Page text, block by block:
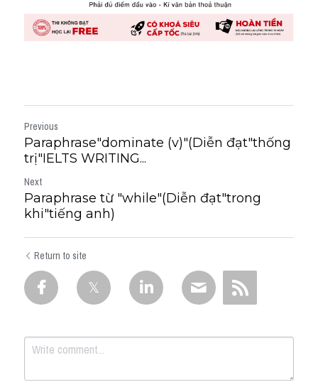
Previous
Paraphrase"dominate (v)"(Diễn đạt"thống
trị"IELTS WRITING...
Next
Paraphrase từ "while"(Diễn đạt"trong
khi"tiếng anh)
Return to site